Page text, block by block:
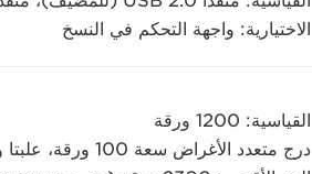
الاختيارية: واجهة التحكم في النسخ
القياسية: 1200 ورقة
درج متعدد الأغراض سعة 100 ورقة، علبتا ورق سعة 550 ورقة